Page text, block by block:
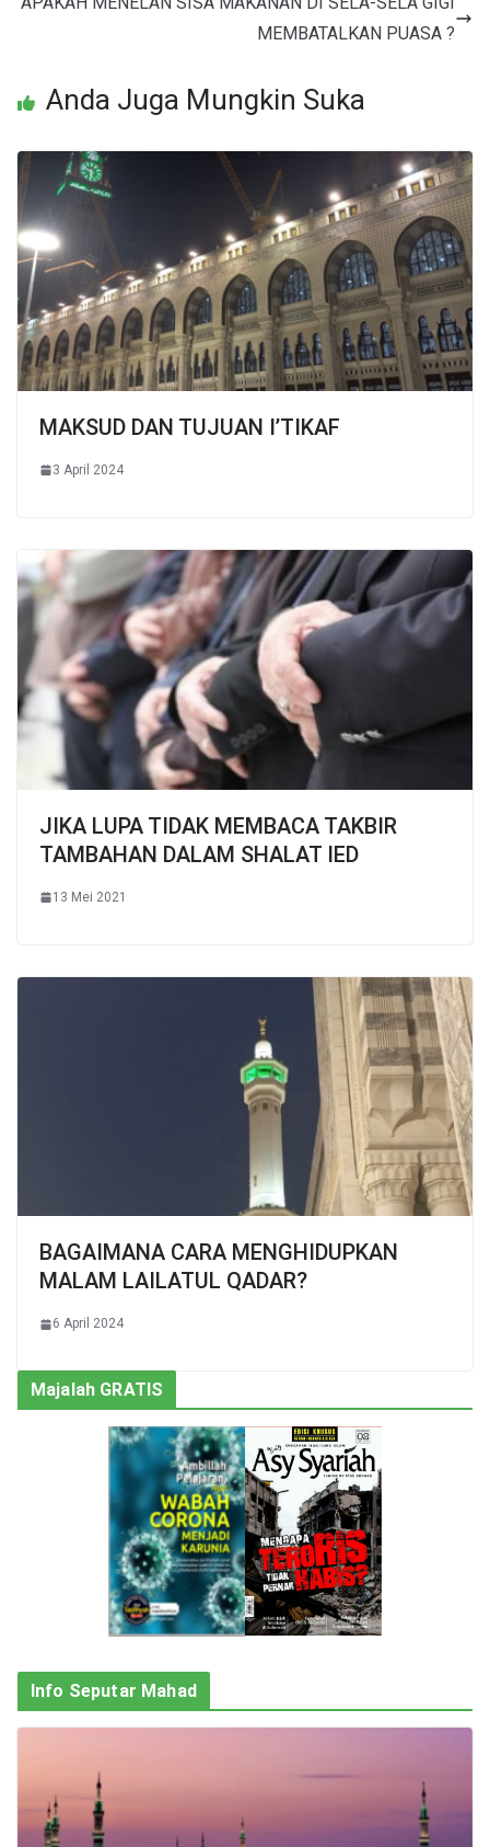
MEMBATALKAN PUASA ?
Anda Juga Mungkin Suka
MAKSUD DAN TUJUAN I’TIKAF
3 April 2024
JIKA LUPA TIDAK MEMBACA TAKBIR
TAMBAHAN DALAM SHALAT IED
13 Mei 2021
BAGAIMANA CARA MENGHIDUPKAN
MALAM LAILATUL QADAR?
6 April 2024
Majalah GRATIS
Info Seputar Mahad